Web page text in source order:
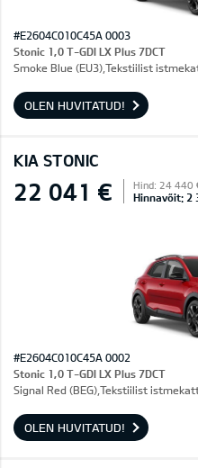
#E2604C010C45A 0003
Stonic 1,0 T-GDI LX Plus 7DCT
Smoke Blue (EU3),Tekstiilist
OLEN HUVITATUD!
KIA STONIC
22 041 € Hind: 24 440
Hinnavõit: 2
#E2604C010C45A 0002
Stonic 1,0 T-GDI LX Plus 7DCT
Signal Red (BEG),Tekstiilist
OLEN HUVITATUD!